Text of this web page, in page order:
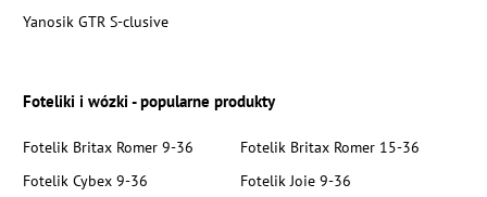
Yanosik GTR S-clusive
Foteliki i wózki - popularne produkty
Fotelik Britax Romer 9-36
Fotelik Britax Romer 15-36
Fotelik Cybex 9-36
Fotelik Joie 9-36